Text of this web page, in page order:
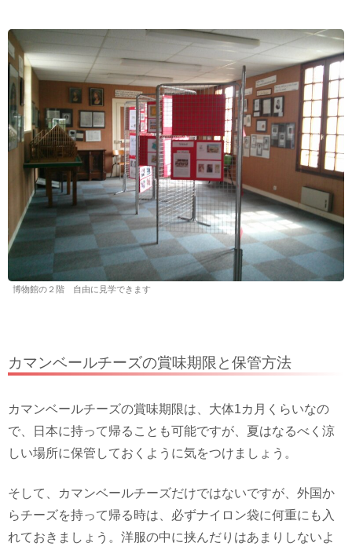
博物館の２階 自由に見学できます
カマンベールチーズの賞味期限と保管方法
カマンベールチーズの賞味期限は、大体1カ月くらいなの
で、日本に持って帰ることも可能ですが、夏はなるべく涼
しい場所に保管しておくように気をつけましょう。
そして、カマンベールチーズだけではないですが、外国か
らチーズを持って帰る時は、必ずナイロン袋に何重にも入
れておきましょう。洋服の中に挟んだりはあまりしないよ